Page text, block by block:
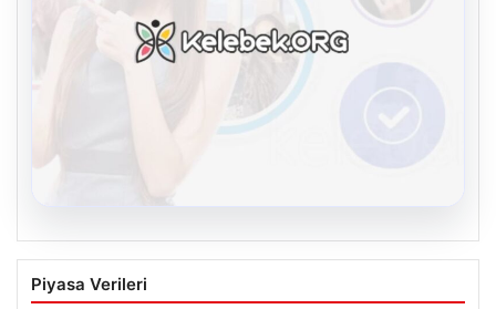
Kelebek sohbet platformu İle Sanal
İletişimin Güvenli Adresi Ve Muhabbet
Piyasa Verileri